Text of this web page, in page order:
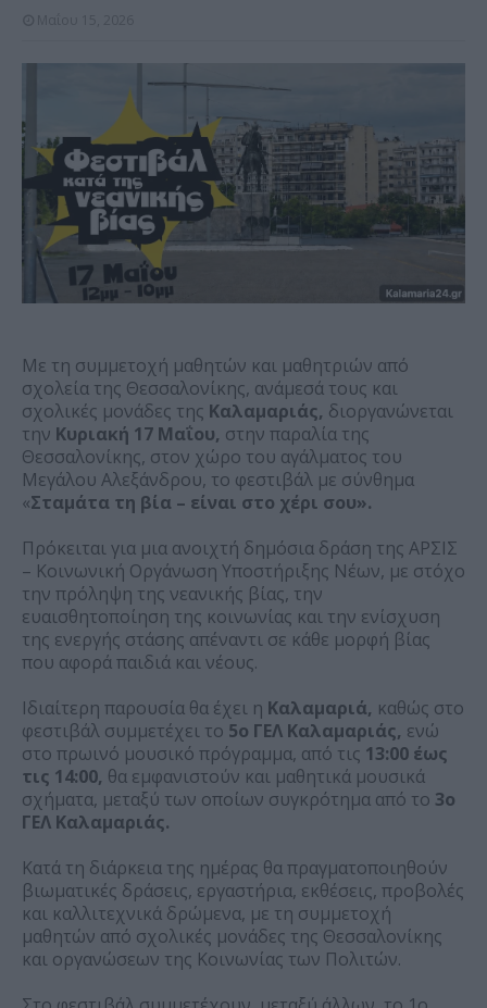
Με τη συμμετοχή μαθητών και μαθητριών από
σχολεία της Θεσσαλονίκης, ανάμεσά τους και
σχολικές μονάδες της Καλαμαριάς, διοργανώνεται
την Κυριακή 17 Μαΐου, στην παραλία της
Θεσσαλονίκης, στον χώρο του αγάλματος του
Μεγάλου Αλεξάνδρου, το φεστιβάλ με σύνθημα
«Σταμάτα τη βία – είναι στο χέρι σου».
Πρόκειται για μια ανοιχτή δημόσια δράση της ΑΡΣΙΣ
– Κοινωνική Οργάνωση Υποστήριξης Νέων, με στόχο
την πρόληψη της νεανικής βίας, την
ευαισθητοποίηση της κοινωνίας και την ενίσχυση
της ενεργής στάσης απέναντι σε κάθε μορφή βίας
που αφορά παιδιά και νέους.
Ιδιαίτερη παρουσία θα έχει η Καλαμαριά, καθώς στο
φεστιβάλ συμμετέχει το 5ο ΓΕΛ Καλαμαριάς, ενώ
στο πρωινό μουσικό πρόγραμμα, από τις 13:00 έως
τις 14:00, θα εμφανιστούν και μαθητικά μουσικά
σχήματα, μεταξύ των οποίων συγκρότημα από το 3ο
ΓΕΛ Καλαμαριάς.
Κατά τη διάρκεια της ημέρας θα πραγματοποιηθούν
βιωματικές δράσεις, εργαστήρια, εκθέσεις, προβολές
και καλλιτεχνικά δρώμενα, με τη συμμετοχή
μαθητών από σχολικές μονάδες της Θεσσαλονίκης
και οργανώσεων της Κοινωνίας των Πολιτών.